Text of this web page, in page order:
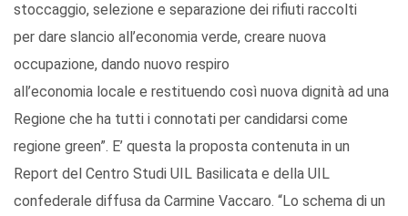
stoccaggio, selezione e separazione dei rifiuti raccolti
per dare slancio all’economia verde, creare nuova
occupazione, dando nuovo respiro
all’economia locale e restituendo così nuova dignità ad una
Regione che ha tutti i connotati per candidarsi come
regione green”. E’ questa la proposta contenuta in un
Report del Centro Studi UIL Basilicata e della UIL
confederale diffusa da Carmine Vaccaro. “Lo schema di un